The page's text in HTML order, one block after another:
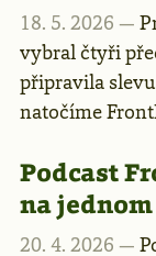
18. 5. 2026 —
vybral čtyři
připravila
natočíme
Podcast
na
20. 4. 2026 —